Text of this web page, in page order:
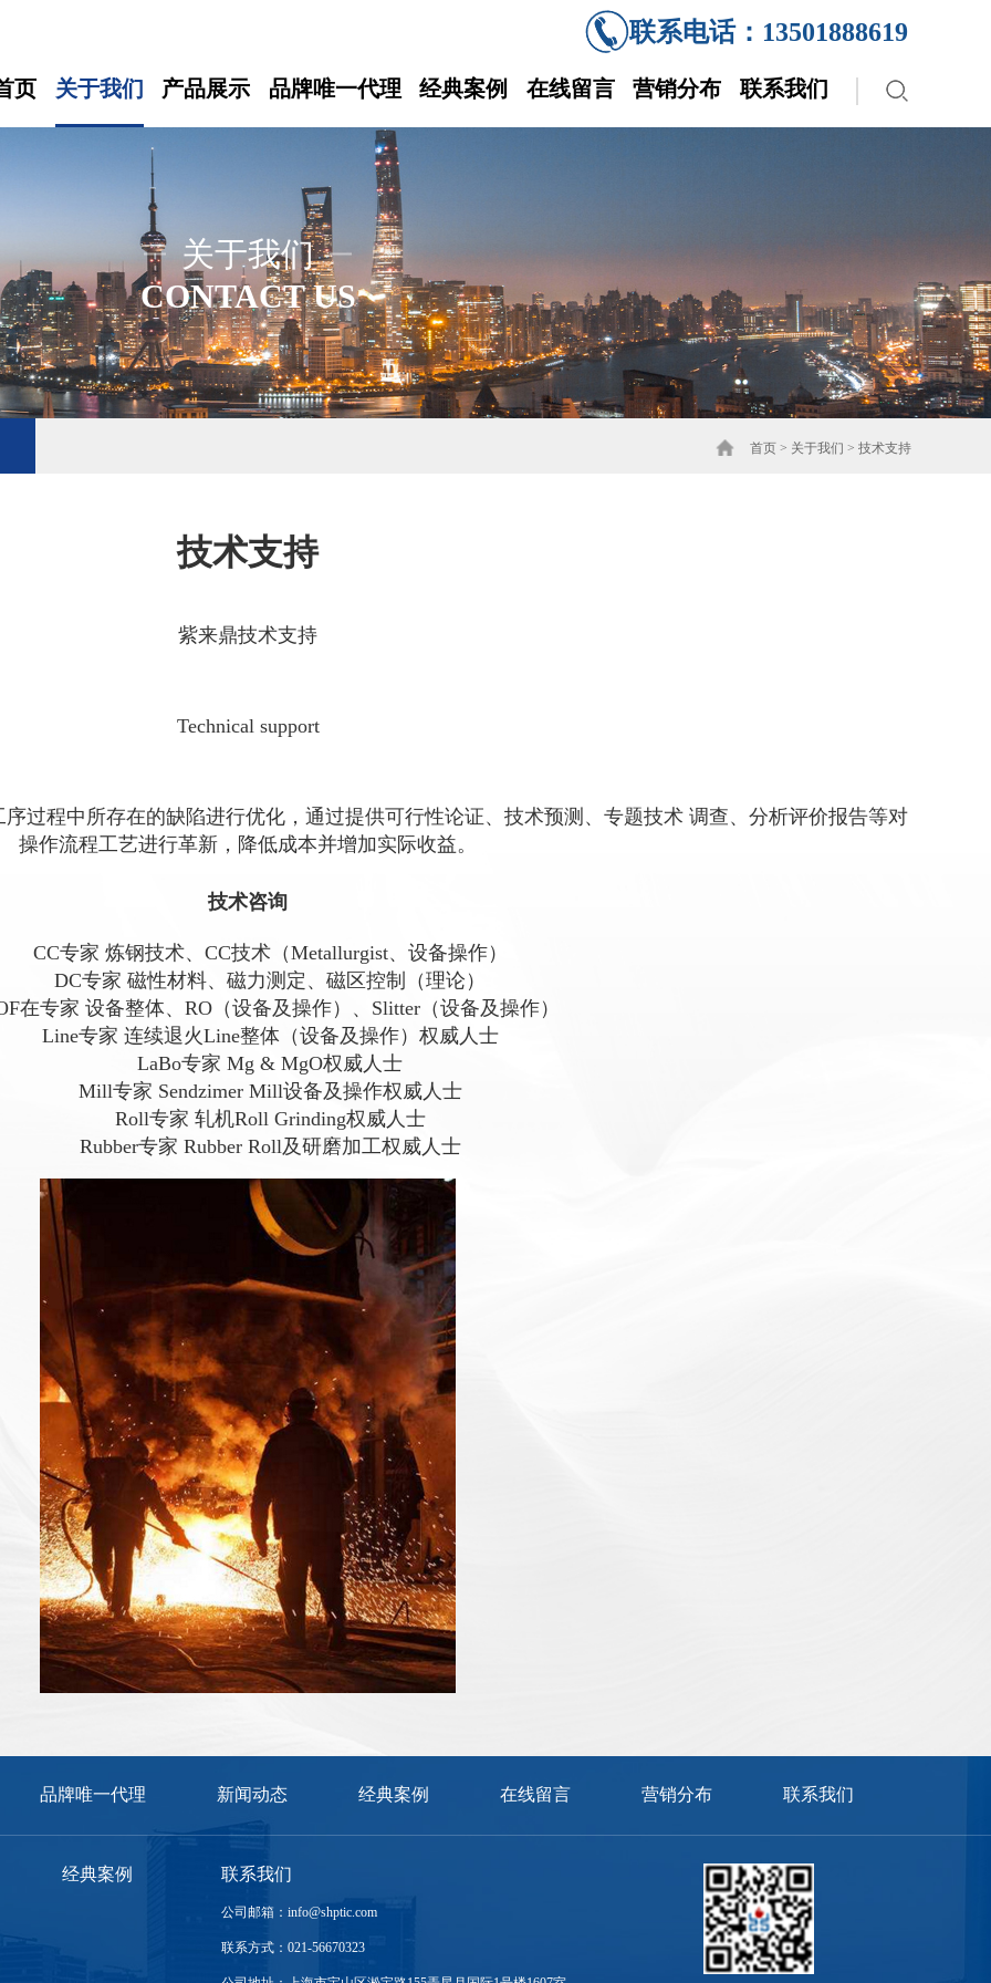
联系电话：13501888619
页 关于我们 产品展示 品牌唯一代理 经典案例 在线留言 营销分布 联系我们
关于我们
CONTACT US
首页 > 关于我们 > 技术支持
技术支持
紫来鼎技术支持
Technical support
过程中所存在的缺陷进行优化，通过提供可行性论证、技术预测、专题技术 调查、分析评价报告等对
操作流程工艺进行革新，降低成本并增加实际收益。
技术咨询
CC专家 炼钢技术、CC技术（Metallurgist、设备操作）
DC专家 磁性材料、磁力测定、磁区控制（理论）
在专家 设备整体、RO（设备及操作）、Slitter（设备及操作）
Line专家 连续退火Line整体（设备及操作）权威人士
LaBo专家 Mg & MgO权威人士
Mill专家 Sendzimer Mill设备及操作权威人士
Roll专家 轧机Roll Grinding权威人士
Rubber专家 Rubber Roll及研磨加工权威人士
品牌唯一代理 新闻动态 经典案例 在线留言 营销分布 联系我们
经典案例 联系我们
公司邮箱：info@shptic.com
联系方式：021-56670323